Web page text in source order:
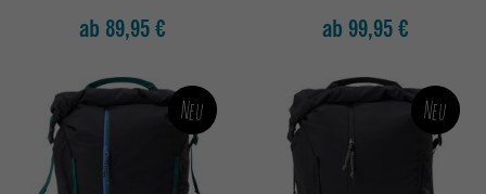
ab 89,95 € ab 99,95 €
Neu Neu